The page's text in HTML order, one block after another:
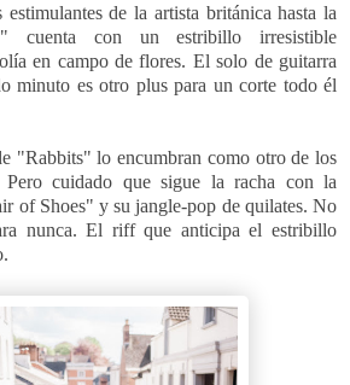
estimulantes de la artista británica hasta la
cuenta con un estribillo irresistible
en campo de flores. El solo de guitarra
minuto es otro plus para un corte todo él
"Rabbits" lo encumbran como otro de los
cuidado que sigue la racha con la
of Shoes" y su jangle-pop de quilates. No
nunca. El riff que anticipa el estribillo